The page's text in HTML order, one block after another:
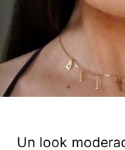
Un look